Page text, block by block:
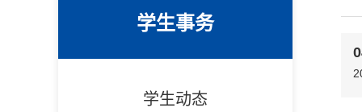
学生事务
学生动态